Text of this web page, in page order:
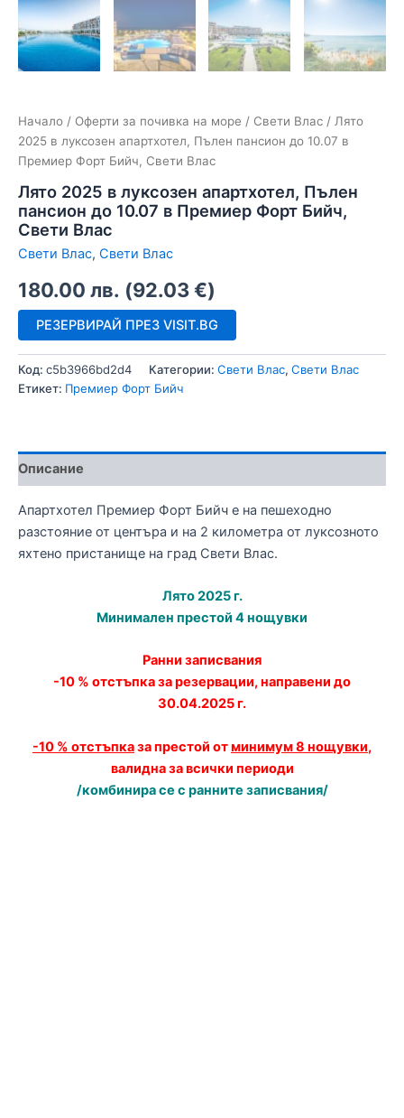
Начало / Оферти за почивка на море / Свети Влас / Лято
2025 в луксозен апартхотел, Пълен пансион до 10.07 в
Премиер Форт Бийч, Свети Влас
Лято 2025 в луксозен апартхотел, Пълен
пансион до 10.07 в Премиер Форт Бийч,
Свети Влас
Свети Влас, Свети Влас
180.00 лв. (92.03€)
РЕЗЕРВИРАЙ ПРЕЗ VISIT.BG
Код: c5b3966bd2d4 Категории: Свети Влас, Свети Влас
Етикет: Премиер Форт Бийч
Описание
Апартхотел Премиер Форт Бийч е на пешеходно
разстояние от центъра и на 2 километра от луксозното
яхтено пристанище на град Свети Влас.
Лято 2025 г.
Минимален престой 4 нощувки
Ранни записвания
-10 % отстъпка за резервации, направени до
30.04.2025 г.
-10 % отстъпказа престой отминимум 8 нощувки,
валидна за всички периоди
/комбинира се с ранните записвания/